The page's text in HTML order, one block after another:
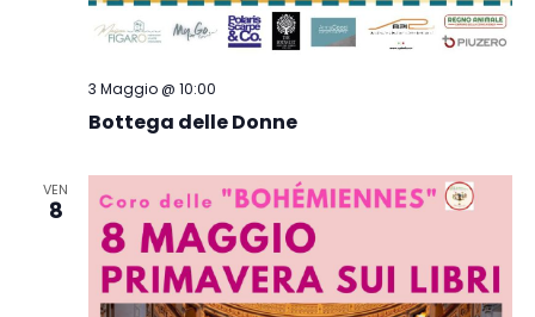
3 Maggio @ 10:00
Bottega delle Donne
VEN
8